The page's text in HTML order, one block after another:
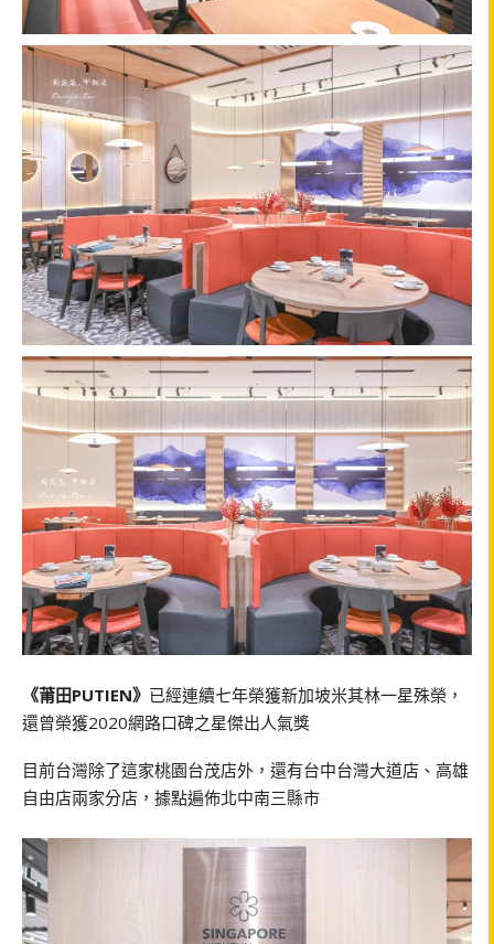
《莆田PUTIEN》 已經連續七年榮獲新加坡米其林一星殊榮，
還曾榮獲2020網路口碑之星傑出人氣獎
目前台灣除了這家桃園台茂店外，還有台中台灣大道店、高雄
自由店兩家分店，據點遍佈北中南三縣市